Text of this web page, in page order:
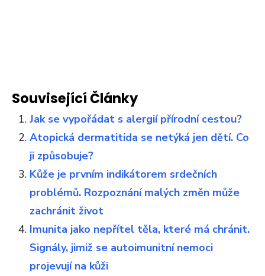
Související Články
Jak se vypořádat s alergií přírodní cestou?
Atopická dermatitida se netýká jen dětí. Co
ji způsobuje?
Kůže je prvním indikátorem srdečních
problémů. Rozpoznání malých změn může
zachránit život
Imunita jako nepřítel těla, které má chránit.
Signály, jimiž se autoimunitní nemoci
projevují na kůži